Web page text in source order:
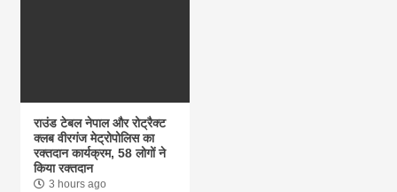
राउंड टेबल नेपाल और रोट्रैक्ट
क्लब वीरगंज मेट्रोपोलिस का
रक्तदान कार्यक्रम, 58 लोगों ने
किया रक्तदान
3 hours ago